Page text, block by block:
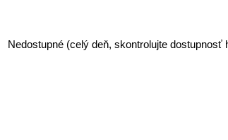
Nedostupné (celý deň, skontrolujte dostupnosť